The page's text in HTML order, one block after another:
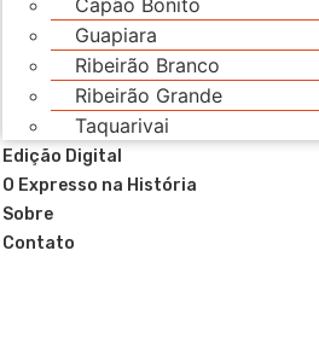
Guapiara
Ribeirão Branco
Ribeirão Grande
Taquarivai
Edição Digital
O Expresso na História
Sobre
Contato